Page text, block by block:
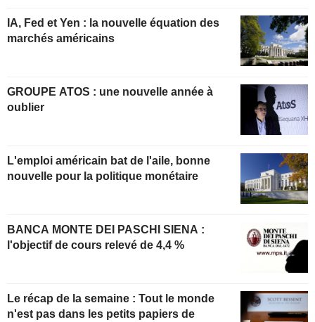
IA, Fed et Yen : la nouvelle équation des
marchés américains
GROUPE ATOS : une nouvelle année à
oublier
L'emploi américain bat de l'aile, bonne
nouvelle pour la politique monétaire
BANCA MONTE DEI PASCHI SIENA :
l'objectif de cours relevé de 4,4 %
Le récap de la semaine : Tout le monde
n'est pas dans les petits papiers de